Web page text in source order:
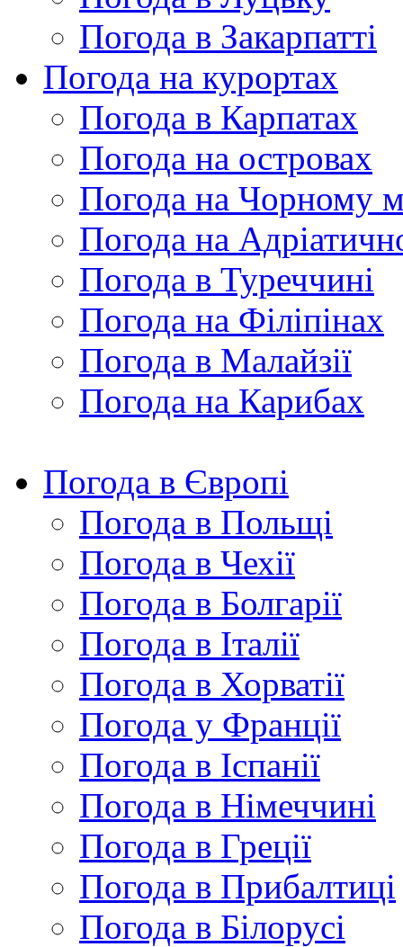
Погода в Закарпатті
Погода на курортах
Погода в Карпатах
Погода на островах
Погода на Чорному
Погода на
Погода в Туреччині
Погода на Філіпінах
Погода в Малайзії
Погода на Карибах
Погода в Європі
Погода в Польщі
Погода в Чехії
Погода в Болгарії
Погода в Італії
Погода в Хорватії
Погода у Франції
Погода в Іспанії
Погода в Німеччині
Погода в Греції
Погода в Прибалтиці
Погода в Білорусі